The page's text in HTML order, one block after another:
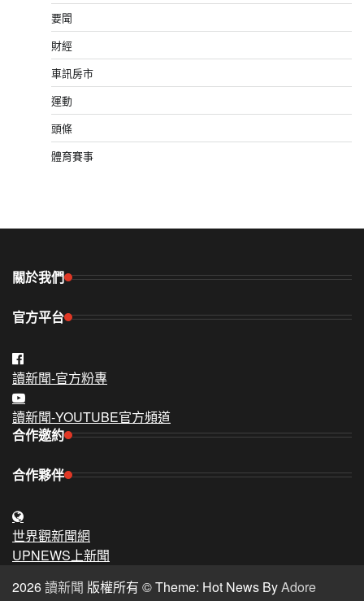
要聞
財經
車訊房市
運動
頭條
體育賽事
關於我們
官方平台
讀新聞-官方粉專
讀新聞-YOUTUBE官方頻道
合作邀約
合作夥伴
世界觀新聞網
UPNEWS上新聞
2026讀新聞 版權所有 © Theme: Hot News ByAdore